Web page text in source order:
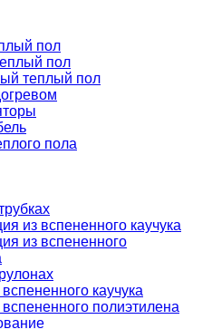
пол
пол
теплый пол
пола
из вспененного каучука
из вспененного
каучука
полиэтилена